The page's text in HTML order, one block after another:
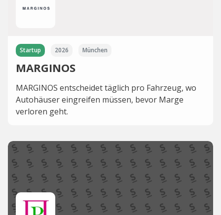
Startup 2026 München
MARGINOS
MARGINOS entscheidet täglich pro Fahrzeug, wo
Autohäuser eingreifen müssen, bevor Marge
verloren geht.